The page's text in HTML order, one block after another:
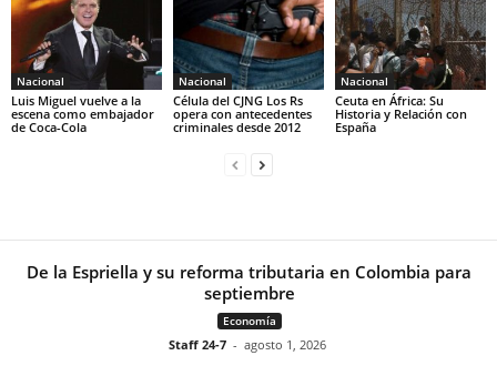
Nacional
Luis Miguel vuelve a la
escena como embajador
de Coca-Cola
Nacional
Célula del CJNG Los Rs
opera con antecedentes
criminales desde 2012
Nacional
Ceuta en África: Su
Historia y Relación con
España
De la Espriella y su reforma tributaria en Colombia para
septiembre
Economía
Staff 24-7 - agosto 1, 2026